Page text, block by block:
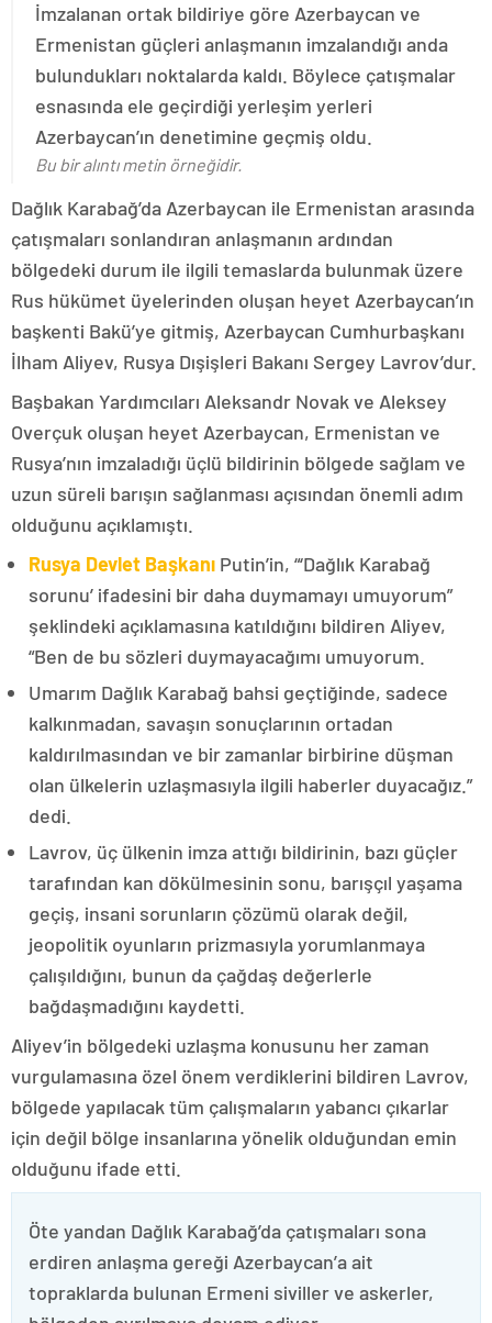
İmzalanan ortak bildiriye göre Azerbaycan ve
Ermenistan güçleri anlaşmanın imzalandığı anda
bulundukları noktalarda kaldı. Böylece çatışmalar
esnasında ele geçirdiği yerleşim yerleri
Azerbaycan’ın denetimine geçmiş oldu.
Bu bir alıntı metin örneğidir.
Dağlık Karabağ’da Azerbaycan ile Ermenistan arasında
çatışmaları sonlandıran anlaşmanın ardından
bölgedeki durum ile ilgili temaslarda bulunmak üzere
Rus hükümet üyelerinden oluşan heyet Azerbaycan’ın
başkenti Bakü’ye gitmiş, Azerbaycan Cumhurbaşkanı
İlham Aliyev, Rusya Dışişleri Bakanı Sergey Lavrov’dur.
Başbakan Yardımcıları Aleksandr Novak ve Aleksey
Overçuk oluşan heyet Azerbaycan, Ermenistan ve
Rusya’nın imzaladığı üçlü bildirinin bölgede sağlam ve
uzun süreli barışın sağlanması açısından önemli adım
olduğunu açıklamıştı.
Rusya Devlet Başkanı Putin’in, “‘Dağlık Karabağ
sorunu’ ifadesini bir daha duymamayı umuyorum”
şeklindeki açıklamasına katıldığını bildiren Aliyev,
“Ben de bu sözleri duymayacağımı umuyorum.
Umarım Dağlık Karabağ bahsi geçtiğinde, sadece
kalkınmadan, savaşın sonuçlarının ortadan
kaldırılmasından ve bir zamanlar birbirine düşman
olan ülkelerin uzlaşmasıyla ilgili haberler duyacağız.”
dedi.
Lavrov, üç ülkenin imza attığı bildirinin, bazı güçler
tarafından kan dökülmesinin sonu, barışçıl yaşama
geçiş, insani sorunların çözümü olarak değil,
jeopolitik oyunların prizmasıyla yorumlanmaya
çalışıldığını, bunun da çağdaş değerlerle
bağdaşmadığını kaydetti.
Aliyev’in bölgedeki uzlaşma konusunu her zaman
vurgulamasına özel önem verdiklerini bildiren Lavrov,
bölgede yapılacak tüm çalışmaların yabancı çıkarlar
için değil bölge insanlarına yönelik olduğundan emin
olduğunu ifade etti.
Öte yandan Dağlık Karabağ’da çatışmaları sona
erdiren anlaşma gereği Azerbaycan’a ait
topraklarda bulunan Ermeni siviller ve askerler,